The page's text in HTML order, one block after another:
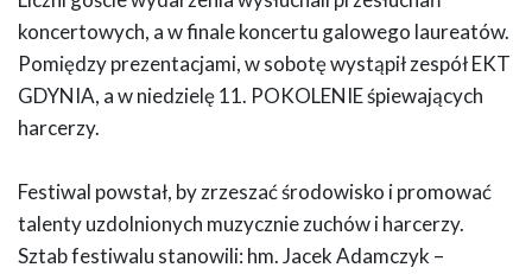
koncertowych, a w finale koncertu galowego laureatów.
Pomiędzy prezentacjami, w sobotę wystąpił zespół EKT
GDYNIA, a w niedzielę 11. POKOLENIE śpiewających
harcerzy.
Festiwal powstał, by zrzeszać środowisko i promować
talenty uzdolnionych muzycznie zuchów i harcerzy.
Sztab festiwalu stanowili: hm. Jacek Adamczyk –